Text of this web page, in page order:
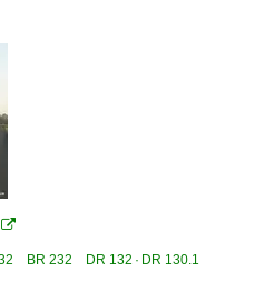

BR 232 DR 132 · DR 130.1